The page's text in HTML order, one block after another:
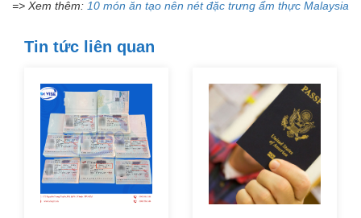
=> Xem thêm: 10 món ăn tạo nên nét đặc trưng ẩm thực Malaysia
Tin tức liên quan